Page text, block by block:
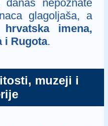
nepoznate
glagoljaša, a
imena,
i Rugota.
muzeji i